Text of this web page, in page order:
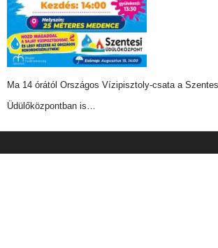
Ma 14 órától Országos Vízipisztoly-csata a
Üdülőközpontban is…